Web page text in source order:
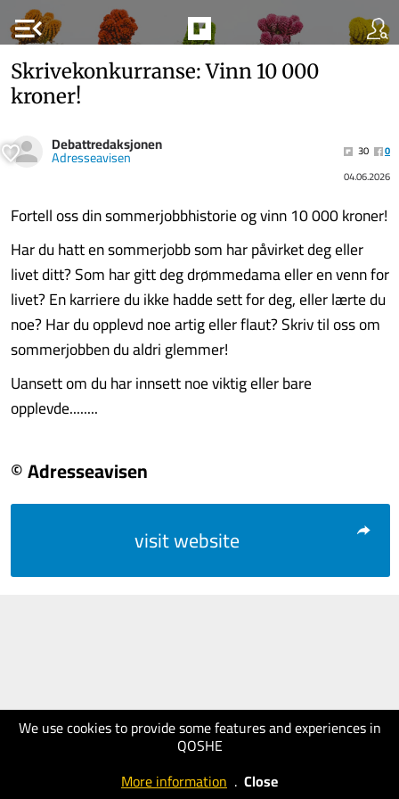
menu_open
We use cookies to provide some features and experiences in
QOSHE
More information . Close
Skrivekonkurranse: Vinn 10 000
kroner!
Debattredaksjonen
Adresseavisen 30
0
04.06.2026
Fortell oss din sommerjobbhistorie og vinn 10 000 kroner!
Har du hatt en sommerjobb som har påvirket deg eller
livet ditt? Som har gitt deg drømmedama eller en venn for
livet? En karriere du ikke hadde sett for deg, eller lærte du
noe? Har du opplevd noe artig eller flaut? Skriv til oss om
sommerjobben du aldri glemmer!
Uansett om du har innsett noe viktig eller bare
opplevde........
© Adresseavisen
visit website